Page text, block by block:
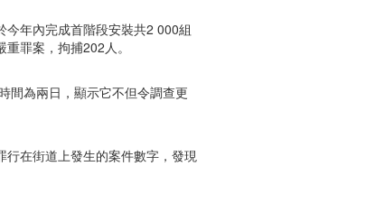
年內完成首階段安裝共2 000組
罪案，拘捕202人。
間為兩日，顯示它不但令調查更
在街道上發生的案件數字，發現